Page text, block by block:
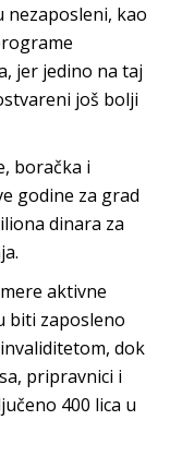
nezaposleni, kao
jer jedino na taj
još bolji
boračka i
godine za grad
dinara za
aktivne
biti zaposleno
dok
pripravnici i
400 lica u